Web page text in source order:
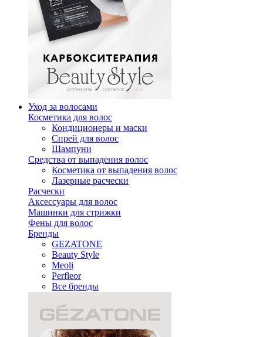
Уход за волосами
Косметика для волос
Кондиционеры и маски
Спрей для волос
Шампуни
Средства от выпадения волос
Косметика от выпадения волос
Лазерные расчески
Расчески
Аксессуары для волос
Машинки для стрижки
Фены для волос
Бренды
GEZATONE
Beauty Style
Meoli
Perfleor
Все бренды